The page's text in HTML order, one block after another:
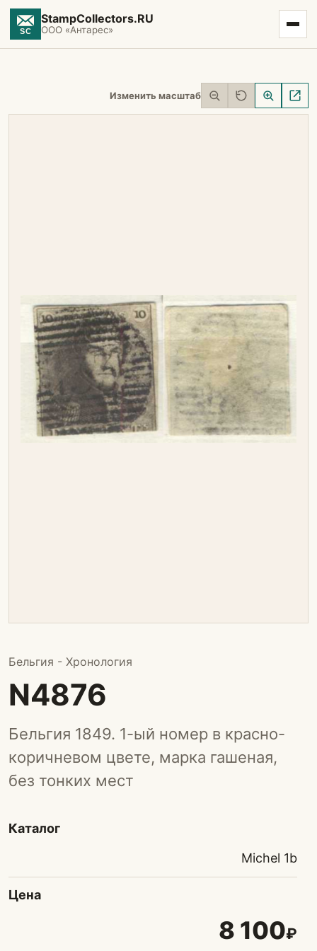
StampCollectors.RU
ООО «Антарес»
Изменить масштаб
Бельгия - Хронология
N4876
Бельгия 1849. 1-ый номер в красно-
коричневом цвете, марка гашеная,
без тонких мест
Каталог
Michel 1b
Цена
8 100₽